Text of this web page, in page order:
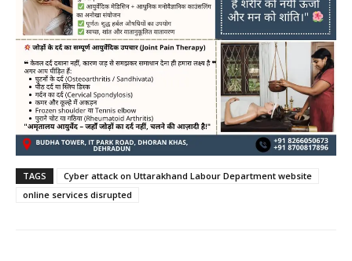
TAGS
Cyber ​​attack on Uttarakhand Labour Department website
online services disrupted